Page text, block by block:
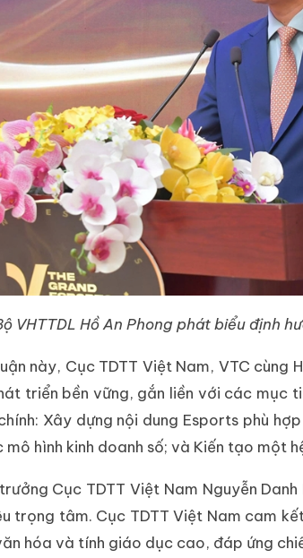
VHTTDL Hồ An Phong phát biểu định
này, Cục TDTT Việt Nam, VTC cùng
triển bền vững, gắn liền với các mục
Xây dựng nội dung Esports phù
hình kinh doanh số; và Kiến tạo một
Cục TDTT Việt Nam Nguyễn
trọng tâm. Cục TDTT Việt Nam cam
hóa và tính giáo dục cao, đáp ứng